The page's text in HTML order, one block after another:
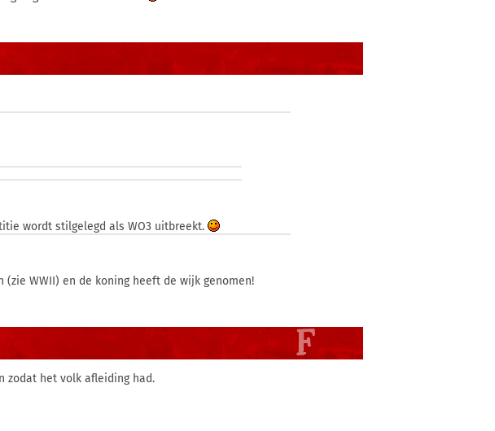
wordt stilgelegd als WO3 uitbreekt.
(zie WWII) en de koning heeft de wijk genomen!
zodat het volk afleiding had.